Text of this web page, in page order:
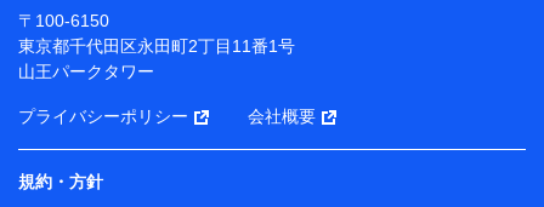
ため
（各サービスで取得したサービス利用履歴、ウェブサイ
トの閲覧履歴、購買履歴、ご契約内容等のパーソナルデ
ータを分析して、お客さまの趣味・嗜好・傾向に応じた
サービス・商品等に関するご提案や広告の配信等を行う
ことがあります。）
各種セミナーの開催のため
コンサルティングサービスの実施のため
アンケートやキャンペーン等の実施のため
〒100-6150
東京都千代田区永田町2丁目11番1号
山王パークタワー
プライバシーポリシー 会社概要
規約・方針